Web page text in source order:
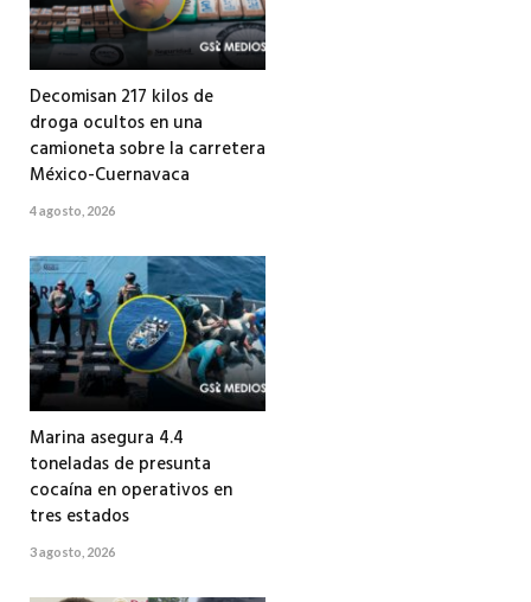
Decomisan 217 kilos de
droga ocultos en una
camioneta sobre la carretera
México-Cuernavaca
4 agosto, 2026
Marina asegura 4.4
toneladas de presunta
cocaína en operativos en
tres estados
3 agosto, 2026